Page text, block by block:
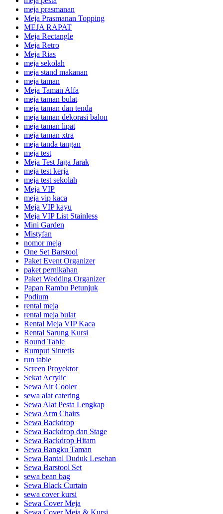
meja prasmanan
Meja Prasmanan Topping
MEJA RAPAT
Meja Rectangle
Meja Retro
Meja Rias
meja sekolah
meja stand makanan
meja taman
Meja Taman Alfa
meja taman bulat
meja taman dan tenda
meja taman dekorasi balon
meja taman lipat
meja taman xtra
meja tanda tangan
meja test
Meja Test Jaga Jarak
meja test kerja
meja test sekolah
Meja VIP
meja vip kaca
Meja VIP kayu
Meja VIP List Stainless
Mini Garden
Mistyfan
nomor meja
One Set Barstool
Paket Event Organizer
paket pernikahan
Paket Wedding Organizer
Papan Rambu Petunjuk
Podium
rental meja
rental meja bulat
Rental Meja VIP Kaca
Rental Sarung Kursi
Round Table
Rumput Sintetis
run table
Screen Proyektor
Sekat Acrylic
Sewa Air Cooler
sewa alat catering
Sewa Alat Pesta Lengkap
Sewa Arm Chairs
Sewa Backdrop
Sewa Backdrop dan Stage
Sewa Backdrop Hitam
Sewa Bangku Taman
Sewa Bantal Duduk Lesehan
Sewa Barstool Set
sewa bean bag
Sewa Black Curtain
sewa cover kursi
Sewa Cover Meja